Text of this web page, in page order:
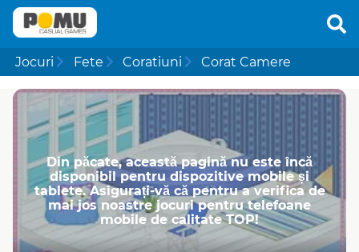
Jocuri Fete Coratiuni Corat Camere
Din păcate, această pagină nu este încă
disponibil pentru dispozitive mobile și
tablete. Asigurați-vă că pentru a verifica de
mai jos noastre jocuri pentru telefoane
mobile de calitate TOP!